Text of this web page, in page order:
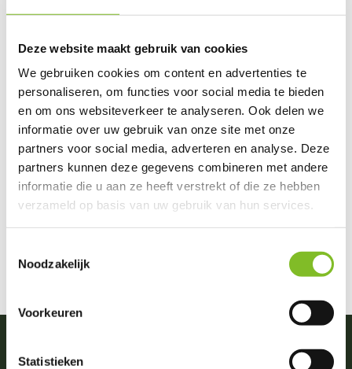
Deze website maakt gebruik van cookies
We gebruiken cookies om content en advertenties te
personaliseren, om functies voor social media te bieden
en om ons websiteverkeer te analyseren. Ook delen we
informatie over uw gebruik van onze site met onze
partners voor social media, adverteren en analyse. Deze
partners kunnen deze gegevens combineren met andere
informatie die u aan ze heeft verstrekt of die ze hebben
verzameld op basis van uw gebruik van hun services.
Noodzakelijk
Voorkeuren
Statistieken
KONG
Flexball sport ball xl
Ideaal speelgoed voor e...
€24,95